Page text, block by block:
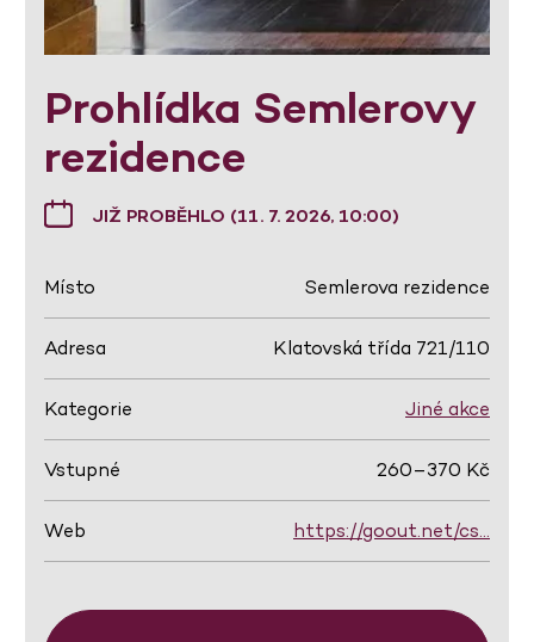
Prohlídka Semlerovy
rezidence
JIŽ PROBĚHLO (11. 7. 2026, 10:00)
Místo Semlerova rezidence
Adresa Klatovská třída 721/110
Kategorie Jiné akce
Vstupné 260–370 Kč
Web https://goout.net/cs…